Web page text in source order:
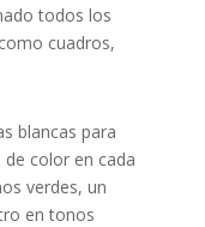
todos los
cuadros,
blancas para
color en cada
verdes, un
en tonos